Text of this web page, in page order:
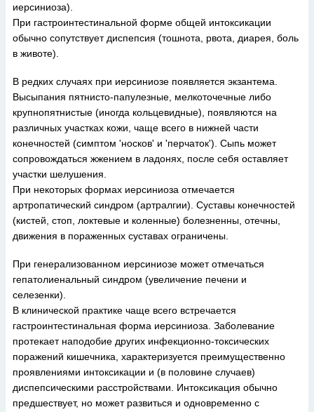
иерсиниоза).
При гастроинтестинальной форме общей интоксикации
обычно сопутствует диспепсия (тошнота, рвота, диарея, боль
в животе).
В редких случаях при иерсиниозе появляется экзантема.
Высыпания пятнисто-папулезные, мелкоточечные либо
крупнопятнистые (иногда кольцевидные), появляются на
различных участках кожи, чаще всего в нижней части
конечностей (симптом 'носков' и 'перчаток'). Сыпь может
сопровождаться жжением в ладонях, после себя оставляет
участки шелушения.
При некоторых формах иерсиниоза отмечается
артропатический синдром (артралгии). Суставы конечностей
(кистей, стоп, локтевые и коленные) болезненны, отечны,
движения в пораженных суставах ограничены.
При генерализованном иерсиниозе может отмечаться
гепатолиенальный синдром (увеличение печени и
селезенки).
В клинической практике чаще всего встречается
гастроинтестинальная форма иерсиниоза. Заболевание
протекает наподобие других инфекционно-токсических
поражений кишечника, характеризуется преимущественно
проявлениями интоксикации и (в половине случаев)
диспепсическими расстройствами. Интоксикация обычно
предшествует, но может развиться и одновременно с